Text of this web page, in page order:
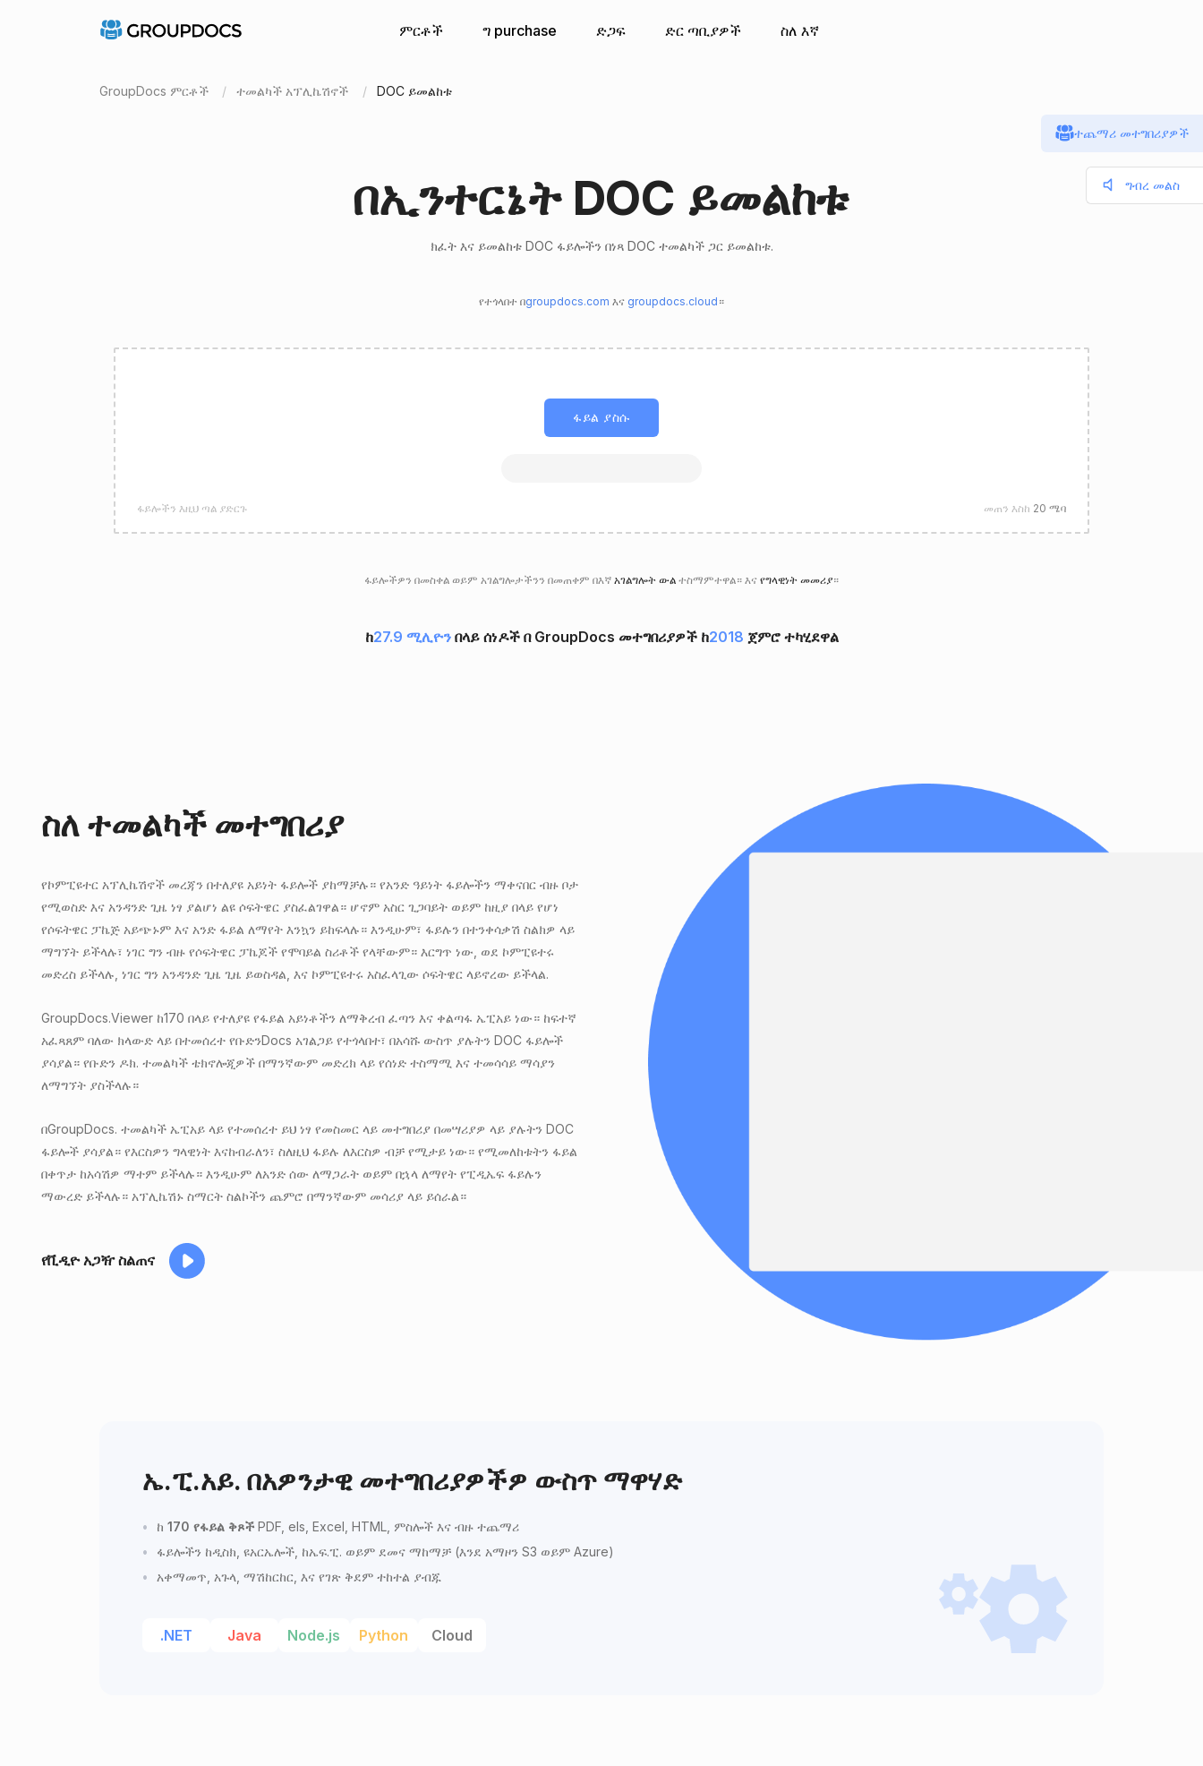
ምርቶች ግ purchase ድጋፍ ድር ጣቢያዎች ስለ እኛ
GroupDocs ምርቶች ተመልካች አፕሊኬሽኖች DOC ይመልከቱ
በኢንተርኔት DOC ይመልከቱ
ክፈት እና ይመልከቱ DOC ፋይሎችን በነጻ DOC ተመልካች ጋር ይመልከቱ.
የተጎላበተ በgroupdocs.com እና groupdocs.cloud ።
ፋይል ያስሱ
ፋይሎችን እዚህ ጣል ያድርጉ መጠን እስከ 20 ሜባ
ፋይሎችዎን በመስቀል ወይም አገልግሎታችንን በመጠቀም በእኛ አገልግሎት ውል ተስማምተዋል። እና የግላዊነት መመሪያ።
ከ27.9 ሚሊዮንበላይ ሰነዶች በ GroupDocs መተግበሪያዎች ከ2018 ጀምሮ ተካሂደዋል
ስለ ተመልካች መተግበሪያ
የኮምፒዩተር አፕሊኬሽኖች መረጃን በተለያዩ አይነት ፋይሎች ያከማቻሉ። የአንድ ዓይነት ፋይሎችን ማቀናበር ብዙ ቦታ
የሚወስድ እና አንዳንድ ጊዜ ነፃ ያልሆነ ልዩ ሶፍትዌር ያስፈልገዋል። ሆኖም አስር ጊጋባይት ወይም ከዚያ በላይ የሆነ
የሶፍትዌር ፓኬጅ አይጭኑም እና አንድ ፋይል ለማየት እንኳን ይከፍላሉ። እንዲሁም፣ ፋይሉን በተንቀሳቃሽ ስልክዎ ላይ
ማግኘት ይችላሉ፣ ነገር ግን ብዙ የሶፍትዌር ፓኬጆች የሞባይል ስሪቶች የላቸውም። እርግጥ ነው, ወደ ኮምፒዩተሩ
መድረስ ይችላሉ, ነገር ግን አንዳንድ ጊዜ ጊዜ ይወስዳል, እና ኮምፒዩተሩ አስፈላጊው ሶፍትዌር ላይኖረው ይችላል.
GroupDocs.Viewer ከ170 በላይ የተለያዩ የፋይል አይነቶችን ለማቅረብ ፈጣን እና ቀልጣፋ ኤፒአይ ነው። ከፍተኛ
አፈጻጸም ባለው ክላውድ ላይ በተመሰረተ የቡድንDocs አገልጋይ የተጎላበተ፣ በአሳሹ ውስጥ ያሉትን DOC ፋይሎች
ያሳያል። የቡድን ዶክ. ተመልካች ቴክኖሎጂዎች በማንኛውም መድረክ ላይ የሰነድ ተስማሚ እና ተመሳሳይ ማሳያን
ለማግኘት ያስችላሉ።
በGroupDocs. ተመልካች ኤፒአይ ላይ የተመሰረተ ይህ ነፃ የመስመር ላይ መተግበሪያ በመሣሪያዎ ላይ ያሉትን DOC
ፋይሎች ያሳያል። የእርስዎን ግላዊነት እናከብራለን፣ ስለዚህ ፋይሉ ለእርስዎ ብቻ የሚታይ ነው። የሚመለከቱትን ፋይል
በቀጥታ ከአሳሽዎ ማተም ይችላሉ። እንዲሁም ለአንድ ሰው ለማጋራት ወይም በኋላ ለማየት የፒዲኤፍ ፋይሉን
ማውረድ ይችላሉ። አፕሊኬሽኑ ስማርት ስልኮችን ጨምሮ በማንኛውም መሳሪያ ላይ ይሰራል።
የቪዲዮ አጋዥ ስልጠና
ኤ.ፒ.አይ. በአዎንታዊ መተግበሪያዎችዎ ውስጥ ማዋሃድ
ከ 170 የፋይል ቅጾች PDF, els, Excel, HTML, ምስሎች እና ብዙ ተጨማሪ
ፋይሎችን ከዲስክ, ዩአርኤሎች, ከኤፍ.ፒ. ወይም ደመና ማከማቻ (እንደ አማዞን S3 ወይም Azure)
አቀማመጥ, አጉላ, ማሽከርከር, እና የገጽ ቅደም ተከተል ያብጁ
.NET Java Node.js Python Cloud
ተጨማሪ መተግበሪያዎች
ግብረ መልስ